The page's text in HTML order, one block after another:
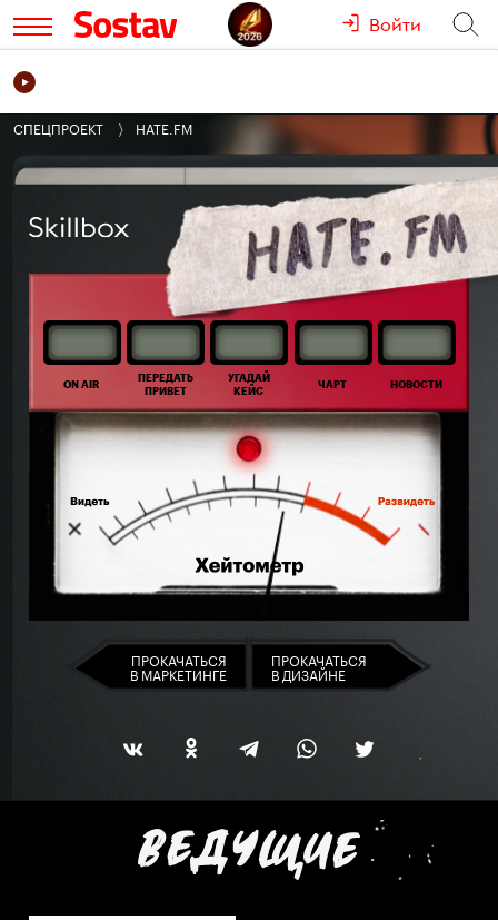
Войти
СПЕЦПРОЕКТ HATE.FM
ON AIR
ПЕРЕДАТЬ
ПРИВЕТ
УГАДАЙ
КЕЙС
ЧАРТ НОВОСТИ
ПРОКАЧАТЬСЯ
В МАРКЕТИНГЕ
ПРОКАЧАТЬСЯ
В ДИЗАЙНЕ